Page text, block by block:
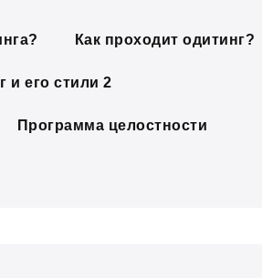
Как проходит одитинг?
и его стили 2
Программа целостности